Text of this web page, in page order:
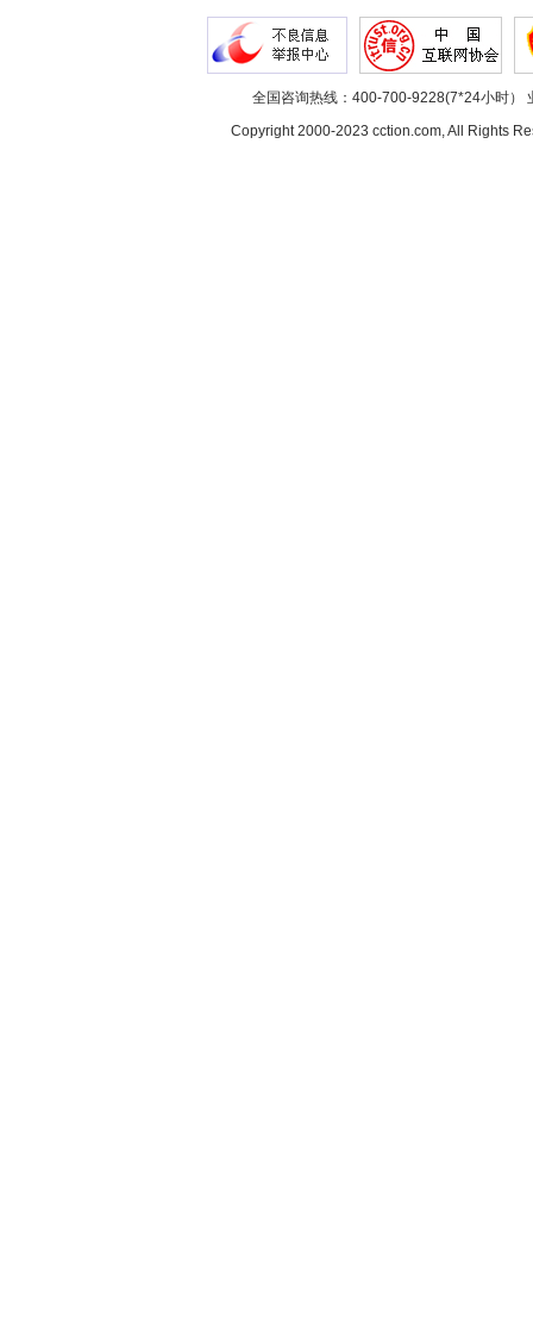
全国咨询热线：400-700-9228(7*24小时）
Copyright 2000-2023 cction.com, All Rights